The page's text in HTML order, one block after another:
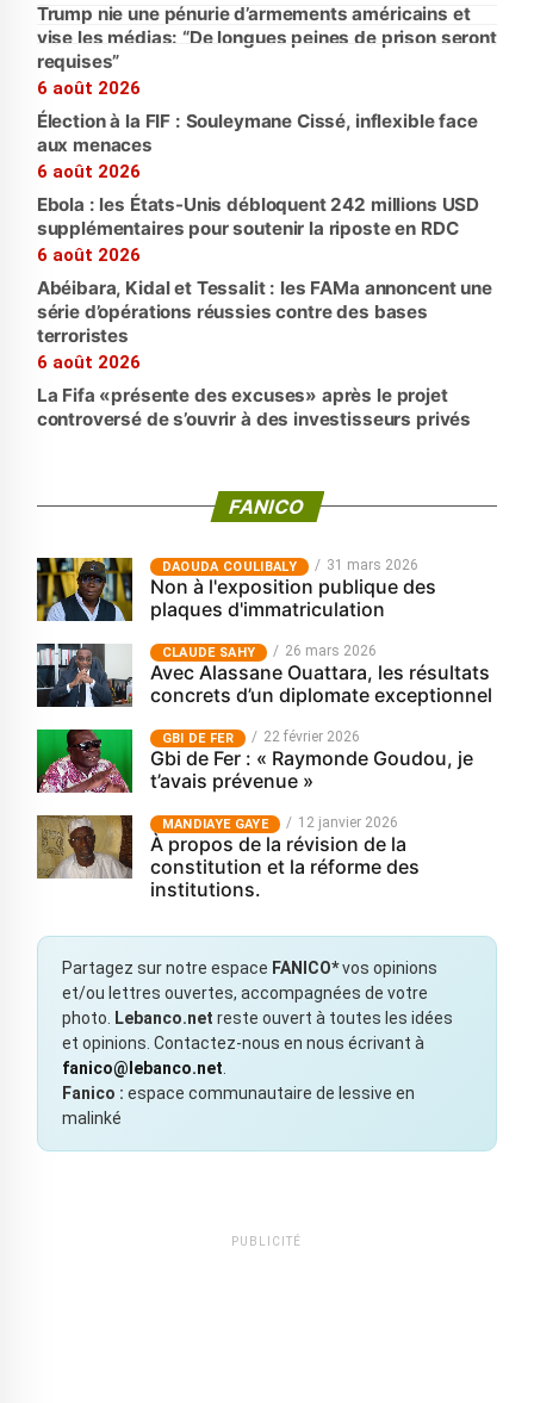
Trump nie une pénurie d’armements américains et
vise les médias: “De longues peines de prison seront
requises”
6 août 2026
Élection à la FIF : Souleymane Cissé, inflexible face
aux menaces
6 août 2026
Ebola : les États-Unis débloquent 242 millions USD
supplémentaires pour soutenir la riposte en RDC
6 août 2026
Abéibara, Kidal et Tessalit : les FAMa annoncent une
série d’opérations réussies contre des bases
terroristes
6 août 2026
La Fifa «présente des excuses» après le projet
controversé de s’ouvrir à des investisseurs privés
FANICO
‎DAOUDA COULIBALY 31 mars 2026
Non à l'exposition publique des
plaques d'immatriculation
CLAUDE SAHY 26 mars 2026
Avec Alassane Ouattara, les résultats
concrets d’un diplomate exceptionnel
GBI DE FER 22 février 2026
Gbi de Fer : « Raymonde Goudou, je
t’avais prévenue »
MANDIAYE GAYE 12 janvier 2026
À propos de la révision de la
constitution et la réforme des
institutions.
Partagez sur notre espace FANICO*vos opinions
et/ou lettres ouvertes, accompagnées de votre
photo.
Lebanco.net reste ouvert à toutes les idées
et opinions. Contactez-nous en nous écrivant à
fanico@lebanco.net
Fanico : espace communautaire de lessive en
malinké
PUBLICITÉ